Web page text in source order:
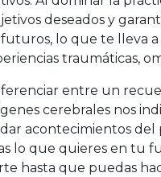
deseados y
lo que te lleva
traumáticas,
entre un
cerebrales nos
acontecimientos del
lo que quieres en tu
hasta que puedas